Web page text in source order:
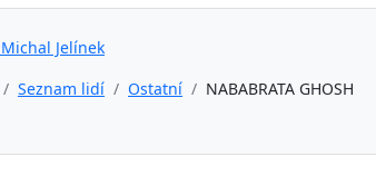
Jelínek
Seznam lidí Ostatní NABABRATA GHOSH